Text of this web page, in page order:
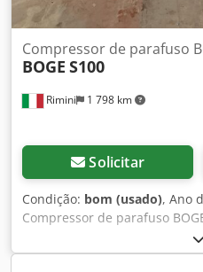
Rimini 1 798 km
Compressor de parafuso
BOGE S100
Solicitar
Condição: bom (usado), Ano
Compressor de parafuso
disponíveis) Nº1. Ano de
operação: 24.581 h Potência